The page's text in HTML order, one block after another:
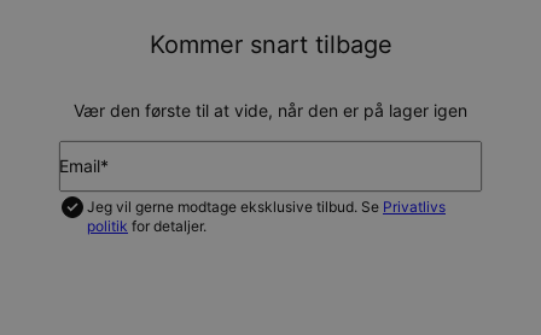
Kommer snart tilbage
Vær den første til at vide, når den er på lager igen
Email*
Jeg vil gerne modtage eksklusive tilbud. Se Privatlivs
politik for detaljer.